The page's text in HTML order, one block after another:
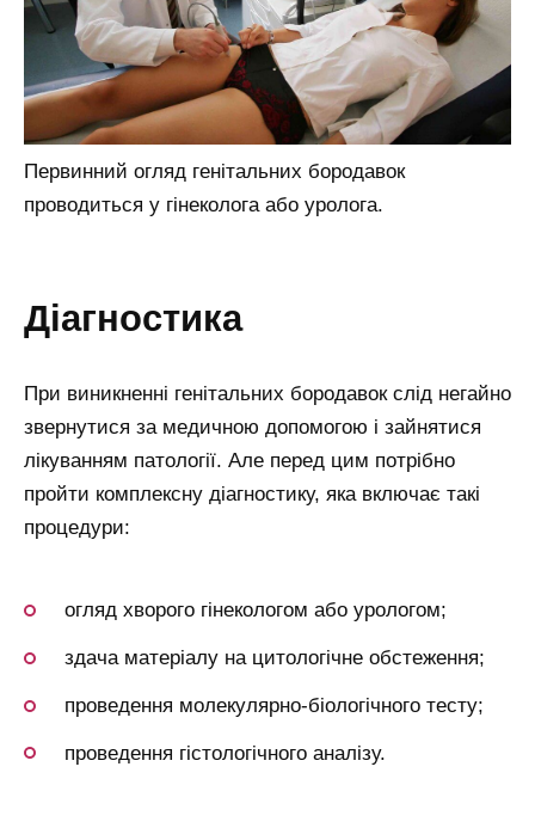
Первинний огляд генітальних бородавок
проводиться у гінеколога або уролога.
діагностика
При виникненні генітальних бородавок слід негайно
звернутися за медичною допомогою і зайнятися
лікуванням патології. Але перед цим потрібно
пройти комплексну діагностику, яка включає такі
процедури:
огляд хворого гінекологом або урологом;
здача матеріалу на цитологічне обстеження;
проведення молекулярно-біологічного тесту;
проведення гістологічного аналізу.